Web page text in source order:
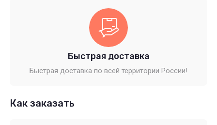
Быстрая доставка
Быстрая доставка по всей территории России!
Как заказать